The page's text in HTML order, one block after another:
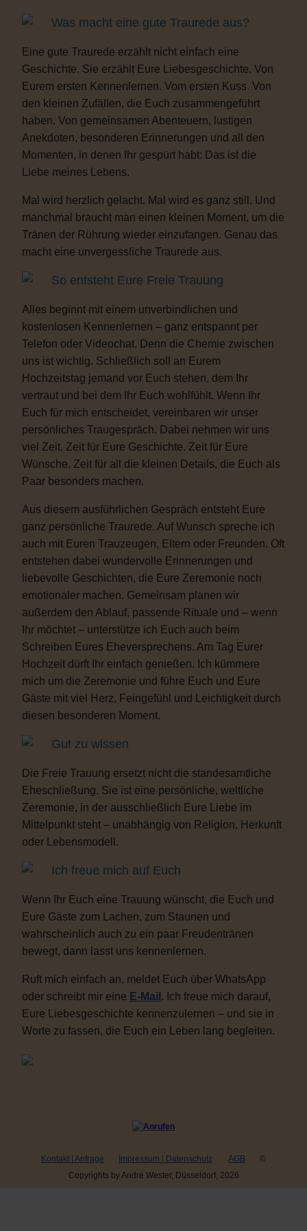
Was macht eine gute Traurede aus?
Eine gute Traurede erzählt nicht einfach eine
Geschichte. Sie erzählt Eure Liebesgeschichte. Von
Eurem ersten Kennenlernen. Vom ersten Kuss. Von
den kleinen Zufällen, die Euch zusammengeführt
haben. Von gemeinsamen Abenteuern, lustigen
Anekdoten, besonderen Erinnerungen und all den
Momenten, in denen Ihr gespürt habt: Das ist die
Liebe meines Lebens.
Mal wird herzlich gelacht. Mal wird es ganz still. Und
manchmal braucht man einen kleinen Moment, um die
Tränen der Rührung wieder einzufangen. Genau das
macht eine unvergessliche Traurede aus.
So entsteht Eure Freie Trauung
Alles beginnt mit einem unverbindlichen und
kostenlosen Kennenlernen – ganz entspannt per
Telefon oder Videochat. Denn die Chemie zwischen
uns ist wichtig. Schließlich soll an Eurem
Hochzeitstag jemand vor Euch stehen, dem Ihr
vertraut und bei dem Ihr Euch wohlfühlt. Wenn Ihr
Euch für mich entscheidet, vereinbaren wir unser
persönliches Traugespräch. Dabei nehmen wir uns
viel Zeit. Zeit für Eure Geschichte. Zeit für Eure
Wünsche. Zeit für all die kleinen Details, die Euch als
Paar besonders machen.
Aus diesem ausführlichen Gespräch entsteht Eure
ganz persönliche Traurede. Auf Wunsch spreche ich
auch mit Euren Trauzeugen, Eltern oder Freunden. Oft
entstehen dabei wundervolle Erinnerungen und
liebevolle Geschichten, die Eure Zeremonie noch
emotionaler machen. Gemeinsam planen wir
außerdem den Ablauf, passende Rituale und – wenn
Ihr möchtet – unterstütze ich Euch auch beim
Schreiben Eures Eheversprechens. Am Tag Eurer
Hochzeit dürft Ihr einfach genießen. Ich kümmere
mich um die Zeremonie und führe Euch und Eure
Gäste mit viel Herz, Feingefühl und Leichtigkeit durch
diesen besonderen Moment.
Gut zu wissen
Die Freie Trauung ersetzt nicht die standesamtliche
Eheschließung. Sie ist eine persönliche, weltliche
Zeremonie, in der ausschließlich Eure Liebe im
Mittelpunkt steht – unabhängig von Religion, Herkunft
oder Lebensmodell.
Ich freue mich auf Euch
Wenn Ihr Euch eine Trauung wünscht, die Euch und
Eure Gäste zum Lachen, zum Staunen und
wahrscheinlich auch zu ein paar Freudentränen
bewegt, dann lasst uns kennenlernen.
Ruft mich einfach an, meldet Euch über WhatsApp
oder schreibt mir eine E-Mail . Ich freue mich darauf,
Eure Liebesgeschichte kennenzulernen – und sie in
Worte zu fassen, die Euch ein Leben lang begleiten.
Kontakt | Anfrage Impressum | Datenschutz AGB
©
Copyrights by André Wester, Düsseldorf, 2026